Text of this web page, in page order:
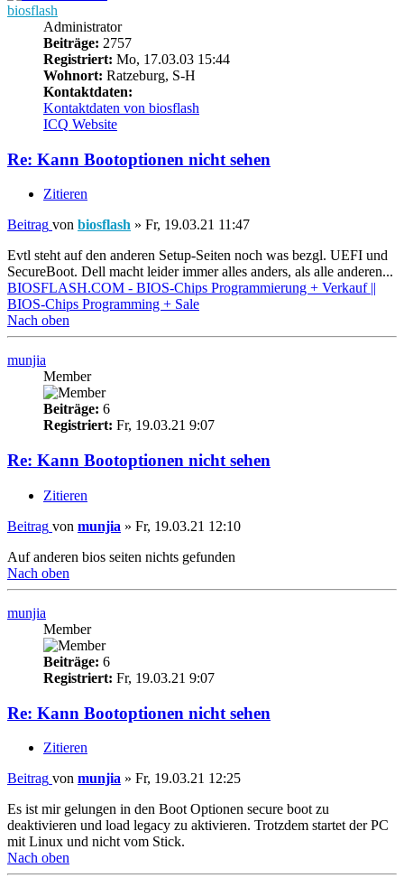
biosflash
Administrator
Beiträge: 2757
Registriert: Mo, 17.03.03 15:44
Wohnort: Ratzeburg, S-H
Kontaktdaten:
Kontaktdaten von biosflash
ICQ Website
Re: Kann Bootoptionen nicht sehen
Zitieren
Beitrag von biosflash » Fr, 19.03.21 11:47
Evtl steht auf den anderen Setup-Seiten noch was bezgl. UEFI und
SecureBoot. Dell macht leider immer alles anders, als alle anderen...
BIOSFLASH.COM - BIOS-Chips Programmierung + Verkauf ||
BIOS-Chips Programming + Sale
Nach oben
munjia
Member
Beiträge: 6
Registriert: Fr, 19.03.21 9:07
Re: Kann Bootoptionen nicht sehen
Zitieren
Beitrag von munjia » Fr, 19.03.21 12:10
Auf anderen bios seiten nichts gefunden
Nach oben
munjia
Member
Beiträge: 6
Registriert: Fr, 19.03.21 9:07
Re: Kann Bootoptionen nicht sehen
Zitieren
Beitrag von munjia » Fr, 19.03.21 12:25
Es ist mir gelungen in den Boot Optionen secure boot zu
deaktivieren und load legacy zu aktivieren. Trotzdem startet der PC
mit Linux und nicht vom Stick.
Nach oben